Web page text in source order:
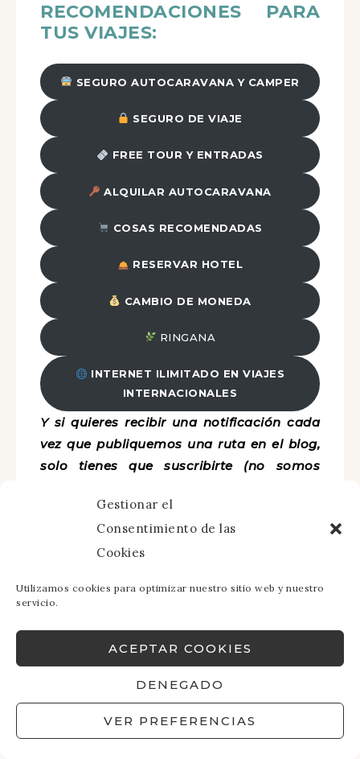
Gestionar el
Consentimiento de las
Cookies
Utilizamos cookies para optimizar nuestro sitio web y nuestro
servicio.
ACEPTAR COOKIES
DENEGADO
VER PREFERENCIAS
RECOMENDACIONES PARA
TUS VIAJES:
SEGURO AUTOCARAVANA Y CAMPER
SEGURO DE VIAJE
FREE TOUR Y ENTRADAS
ALQUILAR AUTOCARAVANA
COSAS RECOMENDADAS
RESERVAR HOTEL
CAMBIO DE MONEDA
RINGANA
INTERNET ILIMITADO EN VIAJES
INTERNACIONALES
Y si quieres recibir una notificación cada
vez que publiquemos una ruta en el blog,
solo tienes que suscribirte (no somos
kilómetros!